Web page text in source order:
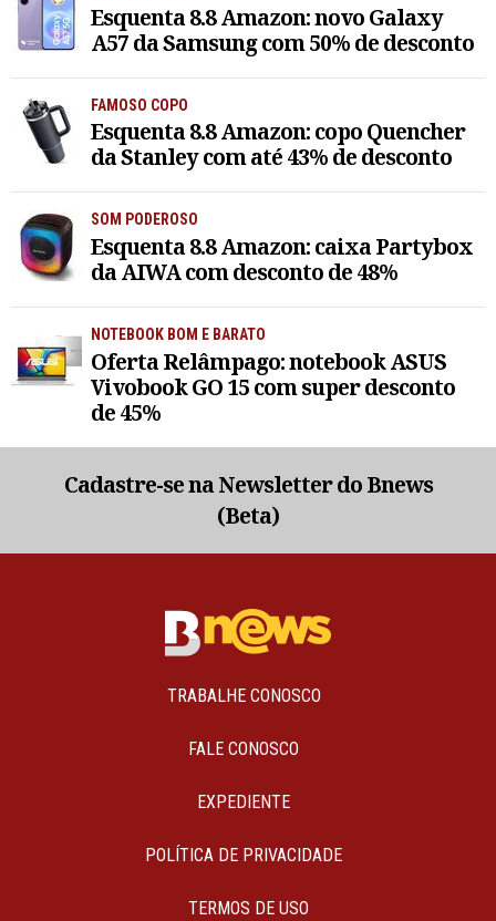
Esquenta 8.8 Amazon: novo Galaxy
A57 da Samsung com 50% de desconto
FAMOSO COPO
Esquenta 8.8 Amazon: copo Quencher
da Stanley com até 43% de desconto
SOM PODEROSO
Esquenta 8.8 Amazon: caixa Partybox
da AIWA com desconto de 48%
NOTEBOOK BOM E BARATO
Oferta Relâmpago: notebook ASUS
Vivobook GO 15 com super desconto
de 45%
Cadastre-se na Newsletter do Bnews
(Beta)
TRABALHE CONOSCO
FALE CONOSCO
EXPEDIENTE
POLÍTICA DE PRIVACIDADE
TERMOS DE USO